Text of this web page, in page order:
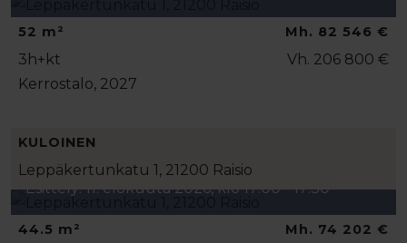
52 m²
3h+kt
Kerrostalo, 2027
Mh. 82 546 €
Vh. 206 800 €
KULOINEN
Leppäkertunkatu 1, 21200 Raisio
Esittely: 11. elokuuta 2026, klo 17:00 - 17:30
44.5 m² Mh. 74 202 €